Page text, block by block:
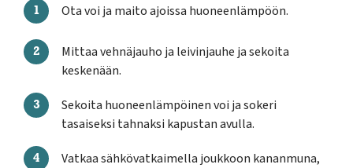
Ota voi ja maito ajoissa huoneenlämpöön.
Mittaa vehnäjauho ja leivinjauhe ja sekoita
keskenään.
Sekoita huoneenlämpöinen voi ja sokeri
tasaiseksi tahnaksi kapustan avulla.
Vatkaa sähkövatkaimella joukkoon kananmuna,